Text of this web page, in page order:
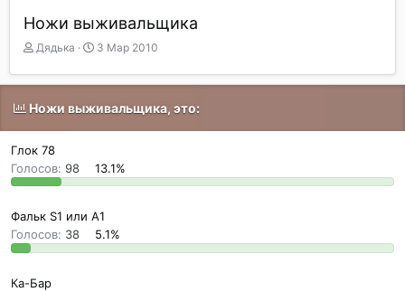
Ножи выживальщика
А
т
р
т
ы
Дядька
Д
т
н
а
а
л
3 Мар 2010
Ножи выживальщика, это:
Глок 78
Голосов: 98 13.1%
Фальк S1 или A1
Голосов: 38 5.1%
Ка-Бар